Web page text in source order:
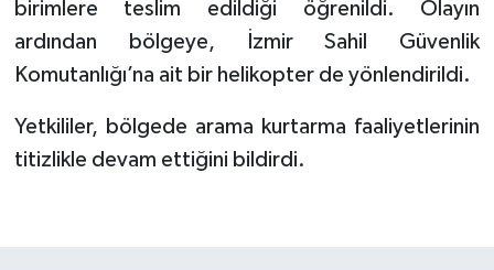
birimlere teslim edildiği öğrenildi. Olayın
ardından bölgeye, İzmir Sahil Güvenlik
Komutanlığı’na ait bir helikopter de yönlendirildi.
Yetkililer, bölgede arama kurtarma faaliyetlerinin
titizlikle devam ettiğini bildirdi.